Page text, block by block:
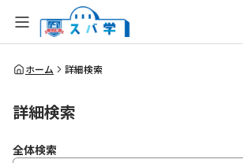
全体検索
ホーム 詳細検索
詳細検索
全体検索